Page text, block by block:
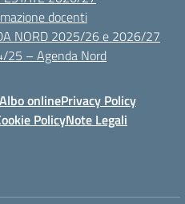
docenti
NORD 2025/26 e 2026/27
25 – Agenda Nord
Albo onlinePrivacy Policy
PolicyNote Legali